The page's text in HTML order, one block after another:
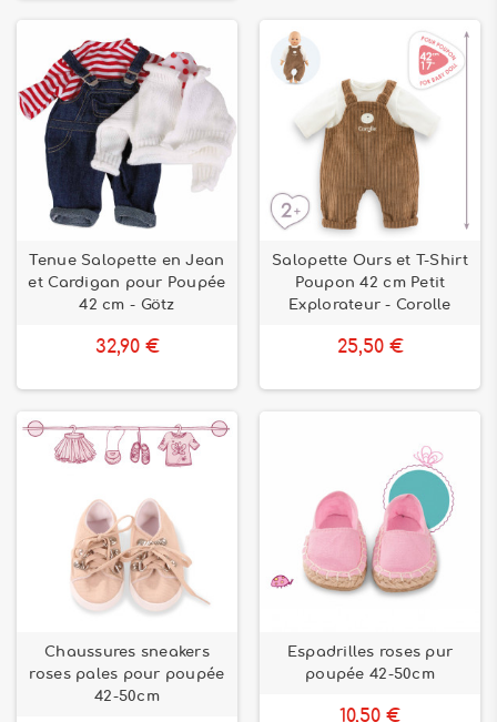
Tenue Salopette en Jean
et Cardigan pour Poupée
42 cm - Götz
32,90 €
Salopette Ours et T-Shirt
Poupon 42 cm Petit
Explorateur - Corolle
25,50 €
Chaussures sneakers
roses pales pour poupée
42-50cm
Espadrilles roses pur
poupée 42-50cm
10,50 €